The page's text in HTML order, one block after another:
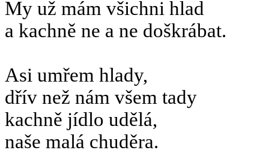
My už mám všichni hlad
a kachně ne a ne doškrábat.
Asi umřem hlady,
dřív než nám všem tady
kachně jídlo udělá,
naše malá chuděra.